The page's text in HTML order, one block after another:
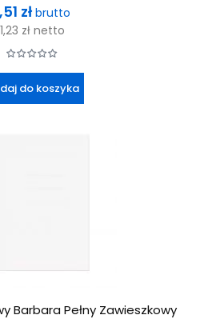
złbrutto
1,23 zł netto
do koszyka
Barbara Pełny Zawieszkowy